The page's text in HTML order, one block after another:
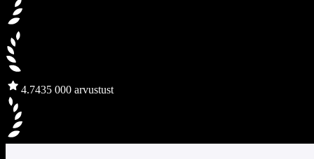
4.7435 000 arvustust